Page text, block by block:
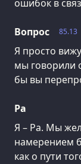
ошибок в
85.13
Вопрос
Я просто
мы говорили
бы вы
Ра
Я – Ра. Мы
намерением
как о пути